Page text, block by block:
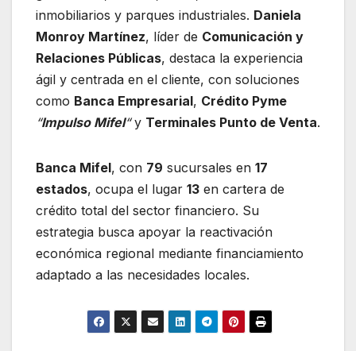
inmobiliarios y parques industriales. Daniela
Monroy Martínez, líder de Comunicación y
Relaciones Públicas, destaca la experiencia
ágil y centrada en el cliente, con soluciones
como Banca Empresarial, Crédito Pyme
“Impulso Mifel“y Terminales Punto de Venta.
Banca Mifel, con 79 sucursales en 17
estados, ocupa el lugar 13 en cartera de
crédito total del sector financiero. Su
estrategia busca apoyar la reactivación
económica regional mediante financiamiento
adaptado a las necesidades locales.